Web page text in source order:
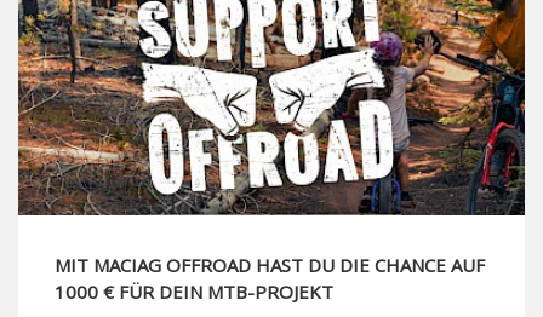
MIT MACIAG OFFROAD HAST DU DIE CHANCE AUF
1000 € FÜR DEIN MTB-PROJEKT